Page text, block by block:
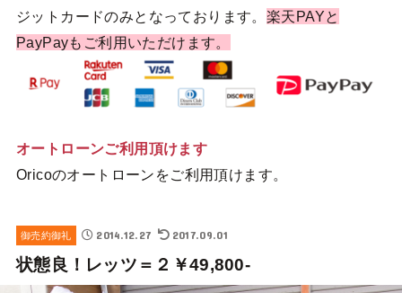
ジットカードのみとなっております。 楽天PAYと
PayPayもご利用いただけます。
オートローンご利用頂けます
Oricoのオートローンをご利用頂けます。
御売約御礼 2014.12.27 2017.09.01
状態良！レッツ＝２￥49,800-